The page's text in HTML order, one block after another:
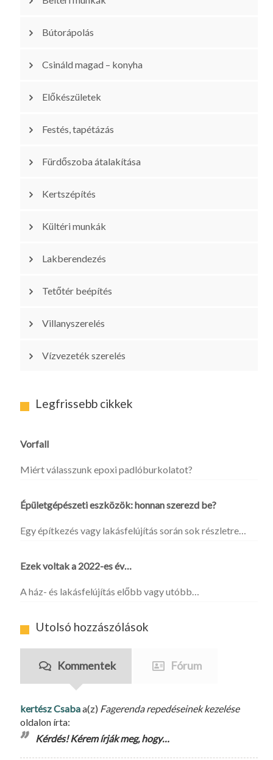
Bútorápolás
Csináld magad – konyha
Előkészületek
Festés, tapétázás
Fürdőszoba átalakítása
Kertszépítés
Kültéri munkák
Lakberendezés
Tetőtér beépítés
Villanyszerelés
Vízvezeték szerelés
Legfrissebb cikkek
Vorfall
Miért válasszunk epoxi padlóburkolatot?
Épületgépészeti eszközök: honnan szerezd be?
Egy építkezés vagy lakásfelújítás során sok részletre…
Ezek voltak a 2022-es év…
A ház- és lakásfelújítás előbb vagy utóbb…
Utolsó hozzászólások
Kommentek Fórum
kertész Csabaa(z) Fagerenda repedéseinek kezelése
oldalon írta:
Kérdés! Kérem írják meg, hogy…